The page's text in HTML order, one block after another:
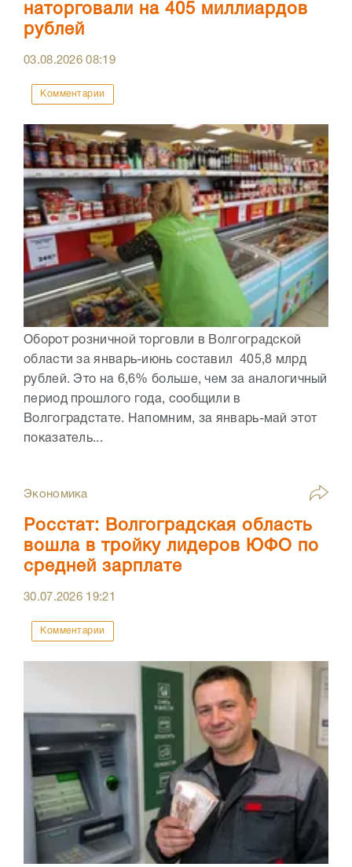
наторговали на 405 миллиардов
рублей
03.08.202608:19
Комментарии
Оборот розничной торговли в Волгоградской
области за январь-июнь составил 405,8 млрд
рублей. Это на 6,6% больше, чем за аналогичный
период прошлого года, сообщили в
Волгоградстате. Напомним, за январь-май этот
показатель...
Экономика
Росстат: Волгоградская область
вошла в тройку лидеров ЮФО по
средней зарплате
30.07.2026 19:21
Комментарии